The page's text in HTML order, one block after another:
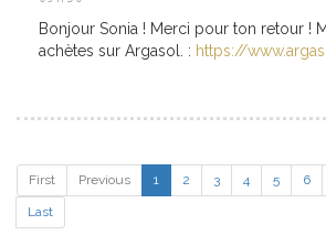
Bonjour Sonia ! Merci pour ton retour !
achètes sur Argasol. : https://
First Previous 1 2 3 4 5 6
Last